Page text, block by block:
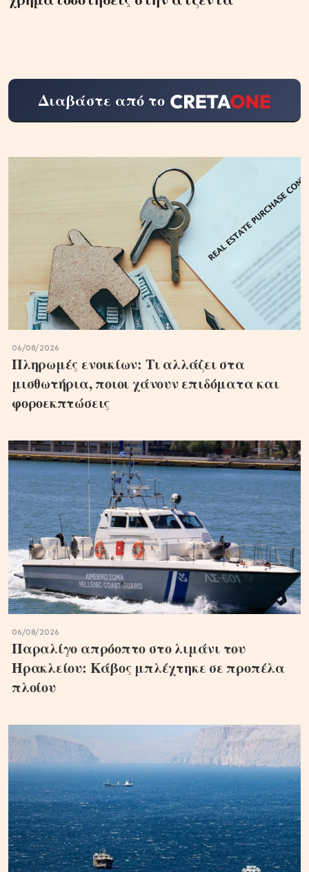
Διαβάστε από το
06/08/2026
Πληρωμές ενοικίων: Τι αλλάζει στα
μισθωτήρια, ποιοι χάνουν επιδόματα και
φοροεκπτώσεις
06/08/2026
Παραλίγο απρόοπτο στο λιμάνι του
Ηρακλείου: Κάβος μπλέχτηκε σε προπέλα
πλοίου